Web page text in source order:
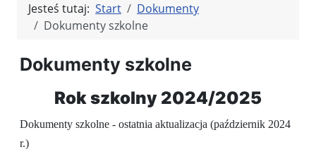
Jesteś tutaj: Start
Dokumenty
Dokumenty szkolne
Dokumenty szkolne
Rok szkolny 2024/2025
Dokumenty szkolne - ostatnia aktualizacja (październik 2024
r.)